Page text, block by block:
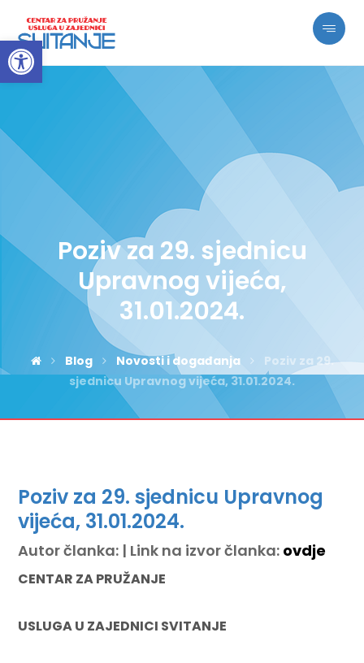
Open toolbar
Poziv za 29. sjednicu
Upravnog vijeća,
31.01.2024.
Blog Novosti i događanja
Poziv za 29.
sjednicu Upravnog vijeća, 31.01.2024.
Poziv za 29. sjednicu Upravnog
vijeća, 31.01.2024.
Autor članka: | Link na izvor članka: ovdje
CENTAR ZA PRUŽANJE
USLUGA U ZAJEDNICI SVITANJE